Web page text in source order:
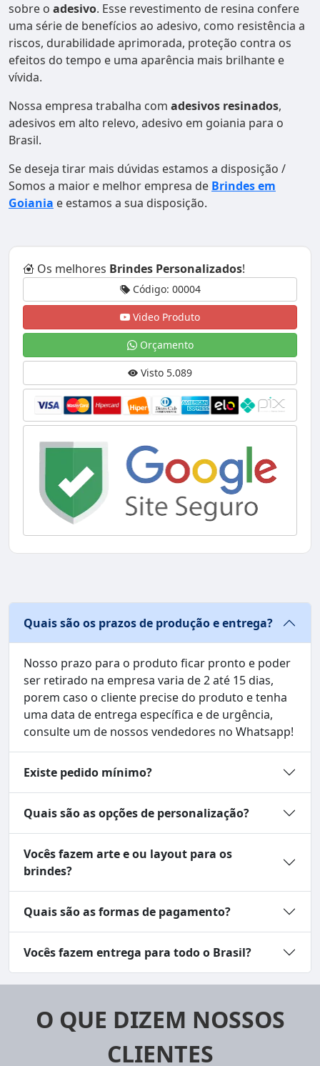
sobre o adesivo. Esse revestimento de resina confere
uma série de benefícios ao adesivo, como resistência a
riscos, durabilidade aprimorada, proteção contra os
efeitos do tempo e uma aparência mais brilhante e
vívida.
Nossa empresa trabalha com adesivos resinados,
adesivos em alto relevo, adesivo em goiania para o
Brasil.
Se deseja tirar mais dúvidas estamos a disposição /
Somos a maior e melhor empresa de Brindes em
Goiania e estamos a sua disposição.
Os melhores Brindes Personalizados!
Código: 00004
Video Produto
Orçamento
Visto 5.089
Quais são os prazos de produção e entrega?
Nosso prazo para o produto ficar pronto e poder
ser retirado na empresa varia de 2 até 15 dias,
porem caso o cliente precise do produto e tenha
uma data de entrega específica e de urgência,
consulte um de nossos vendedores no Whatsapp!
Existe pedido mínimo?
Quais são as opções de personalização?
Vocês fazem arte e ou layout para os
brindes?
Quais são as formas de pagamento?
Vocês fazem entrega para todo o Brasil?
O QUE DIZEM NOSSOS
CLIENTES